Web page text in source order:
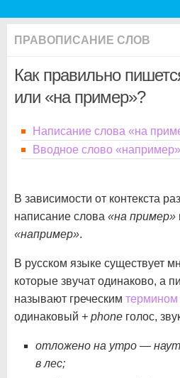
ПРАВОПИСАНИЕ СЛОВ
Как правильно
или «на пример»?
Написание слова «на
Вводное слово «например»
В зависимости от контекста
написание слова «на пример»
«например».
В русском языке существует
которые звучат одинаково, а
называют греческим
одинаковый + phone голос,
отложено на утро —
в лес;